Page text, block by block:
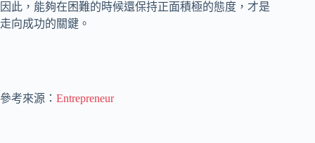
因此，能夠在困難的時候還保持正面積極的態度，才是
走向成功的關鍵。
參考來源： Entrepreneur